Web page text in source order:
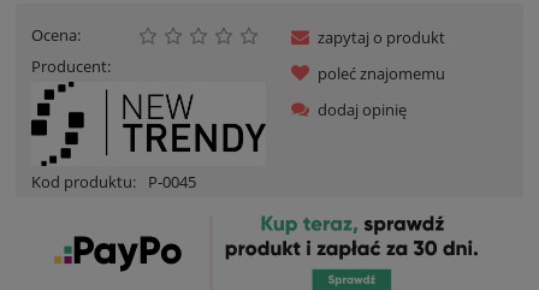
Ocena:
Producent:
Kod produktu: P-0045
zapytaj o produkt
poleć znajomemu
dodaj opinię